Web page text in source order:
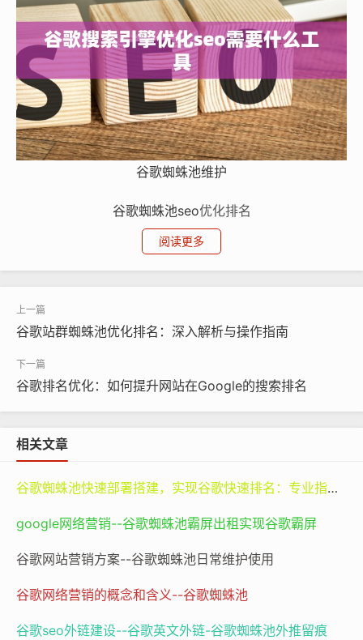
谷歌蜘蛛池维护
谷歌蜘蛛池seo优化排名
例如，一家小型的在线手工饰品店，他们精心制作了很多
独特的饰品，但如果他们的网站在谷歌搜索中，当用户输
几乎没有顾客会发现他们的网站。相反，如果通过有效的
eo手段，使网站出现在搜索结果的首页，那么就会有更多
的潜在顾客点击进入网站，从而增加销售额。
这就像是一场综合性的竞赛，每个环节都需要精心策划和
eo 时，首先要明确用户会使用哪些关键词来搜索相关内
容。这时候，关键词研究工具就显得至关重要。
像Google Keyword Planner（谷歌关键词规划师），这
阅读更多
谷歌站群蜘蛛池优化排名：深入解析与操作指南
谷歌排名优化：如何提升网站在Google的搜索排名
相关文章
谷歌蜘蛛池快速部署搭建，实现谷歌快速排名：专业指南与谷神SEO的价值
google网络营销--谷歌蜘蛛池霸屏出租实现谷歌霸屏
谷歌网站营销方案--谷歌蜘蛛池日常维护使用
谷歌网络营销的概念和含义--谷歌蜘蛛池
谷歌seo外链建设--谷歌英文外链-谷歌蜘蛛池外推留痕